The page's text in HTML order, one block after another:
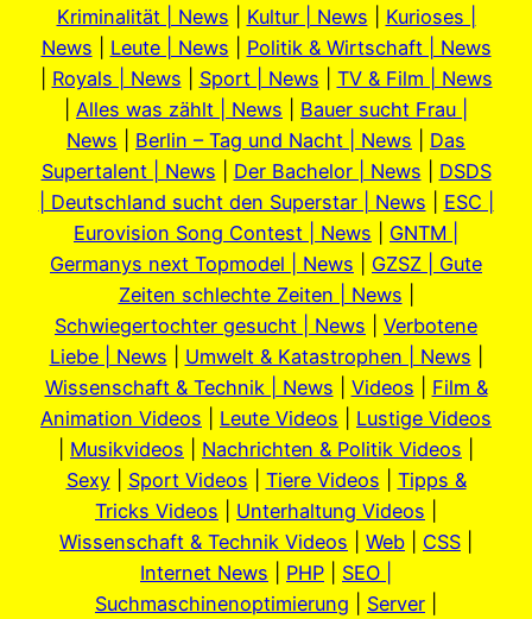
Kriminalität | News
Kultur | News
Kurioses |
News
Leute | News
Politik & Wirtschaft | News
Royals | News Sport | News
TV & Film | News
Alles was zählt | News
Bauer sucht Frau |
News
Berlin – Tag und Nacht | News
Das
Supertalent | News
Der Bachelor | News
DSDS
| Deutschland sucht den Superstar | News
ESC |
Eurovision Song Contest | News
GNTM |
Germanys next Topmodel | News
GZSZ | Gute
Zeiten schlechte Zeiten | News
Schwiegertochter gesucht | News
Verbotene
Liebe | News
Umwelt & Katastrophen | News
Wissenschaft & Technik | News
Videos
Film &
Animation Videos
Leute Videos
Lustige Videos
Musikvideos Nachrichten & Politik Videos
Sexy| Sport Videos Tiere Videos
Tipps &
Tricks Videos
Unterhaltung Videos
Wissenschaft & Technik Videos
Web CSS
Internet News
PHP
SEO |
Suchmaschinenoptimierung
Server